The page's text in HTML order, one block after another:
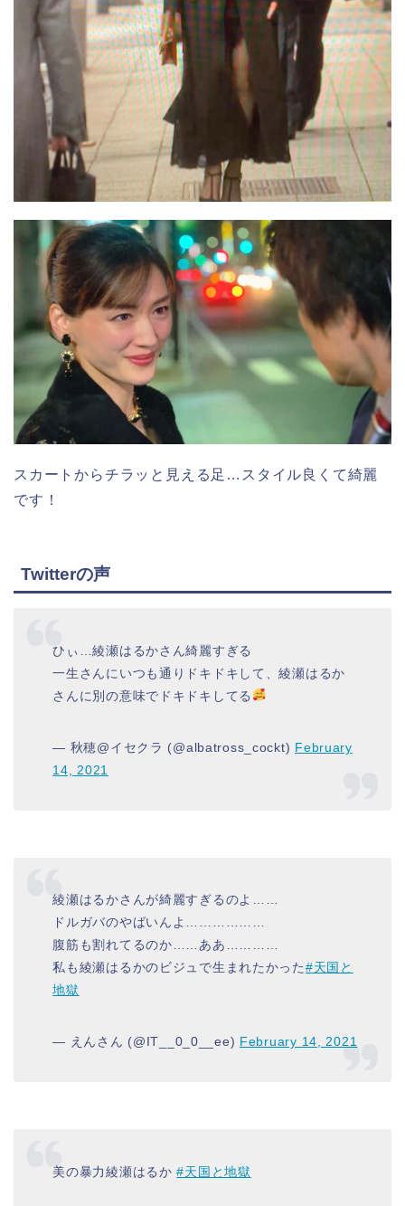
スカートからチラッと見える足…スタイル良くて綺麗
です！
Twitterの声
ひぃ…綾瀬はるかさん綺麗すぎる
一生さんにいつも通りドキドキして、綾瀬はるか
さんに別の意味でドキドキしてる
— 秋穂@イセクラ (@albatross_cockt) February
14, 2021
綾瀬はるかさんが綺麗すぎるのよ……
ドルガバのやばいんよ………………
腹筋も割れてるのか……ああ…………
私も綾瀬はるかのビジュで生まれたかった#天国と
地獄
— えんさん (@IT__0_0__ee) February 14, 2021
美の暴力綾瀬はるか#天国と地獄